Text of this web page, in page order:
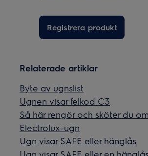
Registrera produkt
Relaterade artiklar
Byte av ugnslist
Ugnen visar felkod C3
Så här rengör och sköter du
Electrolux-ugn
Ugn visar SAFE eller hänglås
Ugn visar SAFE eller en